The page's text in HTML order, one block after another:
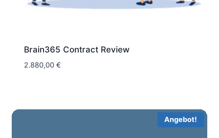
Brain365 Contract Review
2.880,00 €
Angebot!